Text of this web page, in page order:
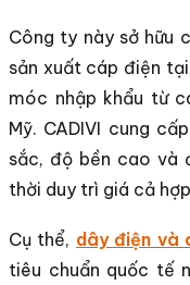
Công ty này sở hữu
sản xuất cáp điện
móc nhập khẩu từ
Mỹ. CADIVI cung
sắc, độ bền cao và
thời duy trì giá cả
Cụ thể, dây điện và
tiêu chuẩn quốc tế